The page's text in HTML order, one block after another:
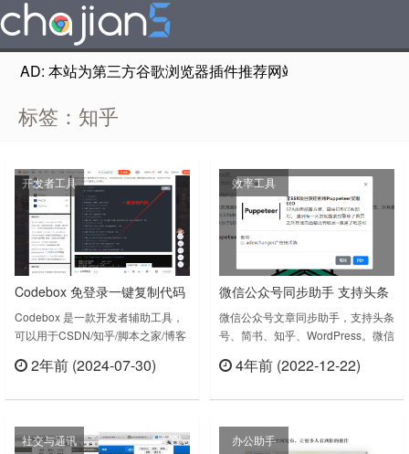
AD: 本站为第三方谷歌浏览器插件推荐网站，非Google
标签：知乎
开发者工具
Codebox 免登录一键复制代码
支持CSDN/知乎/脚本之家/博客
园
Codebox 是一款开发者辅助工具，
可以用于CSDN/知乎/脚本之家/博客
无需登录一键复制代码;支持选中代
除登录弹窗;去除跳转APP弹窗;页面
自定义样式.CSDN1. 打开任意一个
2年前 (2024-07-30)
效率工具
微信公众号同步助手 支持头条
号、简书、知乎、WordPress
微信公众号文章同步助手，支持头条
号、简书、知乎、WordPress。微信
日期：2022年8月28日……
4年前 (2022-12-22)
社交与通讯 办公助手